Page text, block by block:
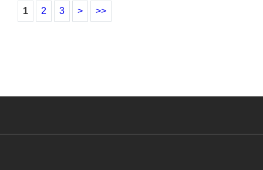
1 2 3 > >>